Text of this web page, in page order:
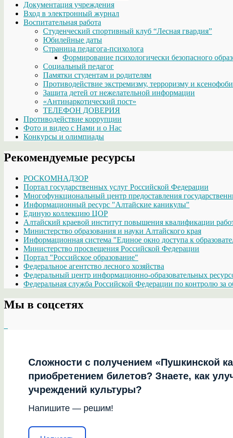
Документация учреждения
Вход в электронный журнал
Воспитательная работа
Студенческий спортивный клуб “Лесная гвардия”
Юбилейные даты
Страница педагога-психолога
Формирование психологически безопасного
Социальный педагог
Памятки студентам и родителям
Противодействие экстремизму, терроризму и
Защита детей от нежелательной информации
«Антинаркотический пост»
ТЕЛЕФОН ДОВЕРИЯ
Противодействие коррупции
Фото и видео с Нами и о Нас
Конкурсы и олимпиады
Рекомендуемые ресурсы
РОСКОМНАДЗОР
Портал государственных услуг Российской Федерации
Многофункциональный центр предоставления
Информационный ресурс "Алтайские каникулы"
Единую коллекцию ЦОР
Алтайский краевой институт повышения квалификации
Министерство образования и науки Алтайского края
Информационная система "Единое окно доступа к
Министерство просвещения Российской Федерации
Портал "Российское образование"
Федеральное агентство лесного хозяйства
Федеральный центр информационно-образовательных
Федеральная служба Российской Федерации по контролю за
Мы в соцсетях
Сложности с получением «Пушкинской
приобретением билетов? Знаете, как
учреждений культуры?
Напишите — решим!